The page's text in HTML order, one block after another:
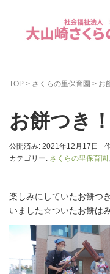
TOP > さくらの里保育園 > お
お餅つき
公開済み: 2021年12月17日
カテゴリー: さくらの里保育園 ,
楽しみにしていたお餅つ
いました☆ついたお餅は